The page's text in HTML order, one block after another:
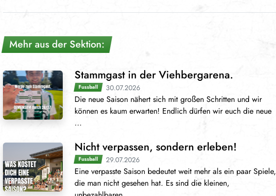
Mehr aus der Sektion:
Stammgast in der Viehbergarena.
Fussball 30.07.2026
Die neue Saison nähert sich mit großen Schritten und wir
können es kaum erwarten! Endlich dürfen wir euch die neue
...
Nicht verpassen, sondern erleben!
Fussball 29.07.2026
Eine verpasste Saison bedeutet weit mehr als ein paar Spiele,
die man nicht gesehen hat. Es sind die kleinen,